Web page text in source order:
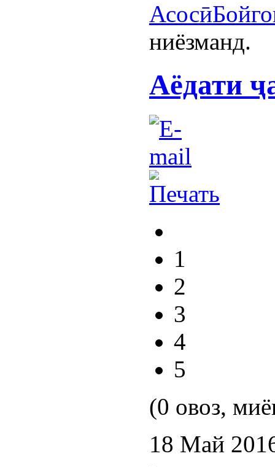
Асосӣ
ниёзманд.
Аёдати
1
2
3
4
5
(0 овоз,
18 Май